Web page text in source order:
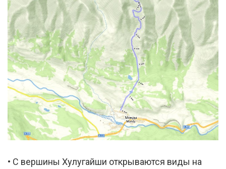
• С вершины Хулугайши открываются виды на